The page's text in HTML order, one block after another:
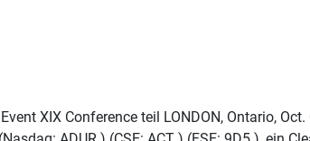
XIX Conference teil LONDON, Ontario, Oct.